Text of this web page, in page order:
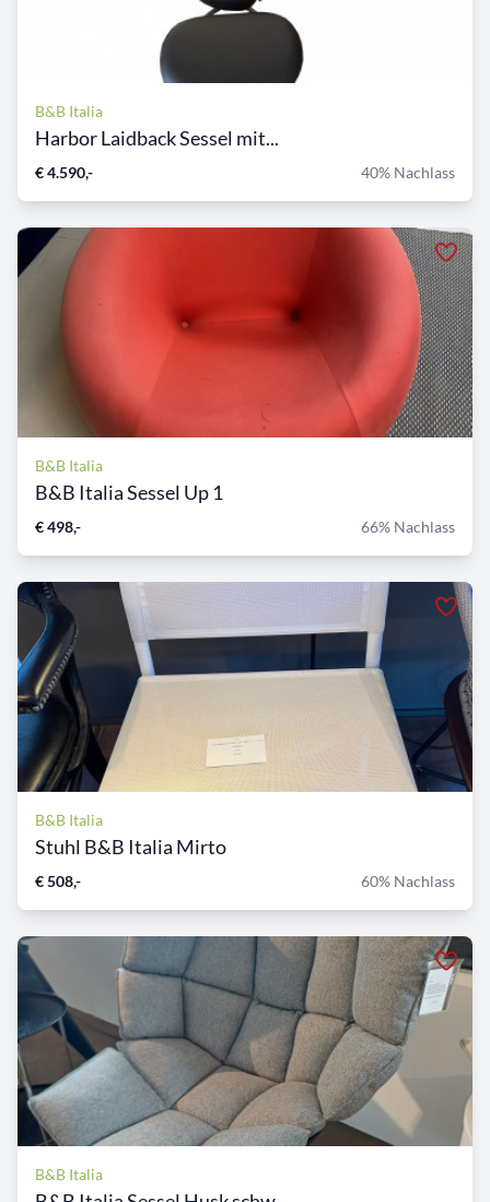
B&B Italia
Harbor Laidback Sessel mit...
€ 4.590,- 40% Nachlass
B&B Italia
B&B Italia Sessel Up 1
€ 498,- 66% Nachlass
B&B Italia
Stuhl B&B Italia Mirto
€ 508,- 60% Nachlass
B&B Italia